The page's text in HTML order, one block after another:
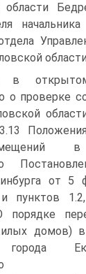
области
в
о проверке
в
от 5
1.2,
порядке
домов)